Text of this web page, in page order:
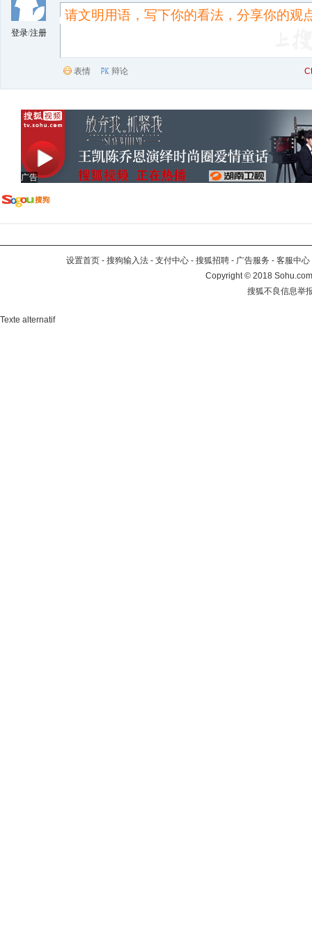
登录/注册
表情 辩论
广告
设置首页 - 搜狗输入法 - 支付中心 - 搜狐招聘 - 广告服务 - 客服中心
Copyright©2018
搜狐不良信息举
Texte alternatif